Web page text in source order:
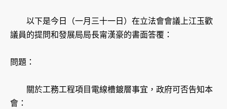
以下是今日（一月三十一日）在立法會會議上江玉歡
議員的提問和發展局局長甯漢豪的書面答覆：
問題：
關於工務工程項目電線槽鍍層事宜，政府可否告知本
會：